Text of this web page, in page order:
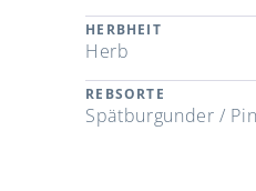
HERBHEIT
Herb
REBSORTE
Spätburgunder /